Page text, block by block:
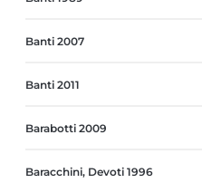
Banti 2007
Banti 2011
Barabotti 2009
Baracchini, Devoti 1996